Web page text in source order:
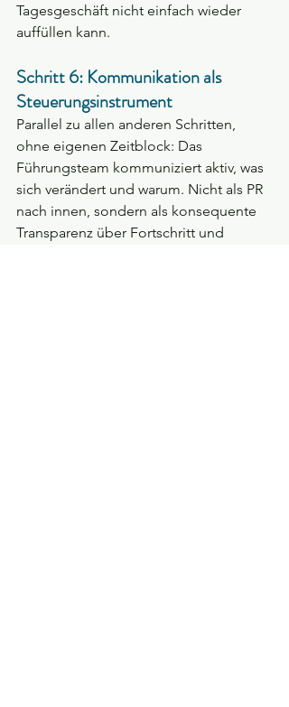
Tagesgeschäft nicht einfach wieder
auffüllen kann.
Schritt 6: Kommunikation als
Steuerungsinstrument
Parallel zu allen anderen Schritten,
ohne eigenen Zeitblock: Das
Führungsteam kommuniziert aktiv, was
sich verändert und warum. Nicht als PR
nach innen, sondern als konsequente
Transparenz über Fortschritt und